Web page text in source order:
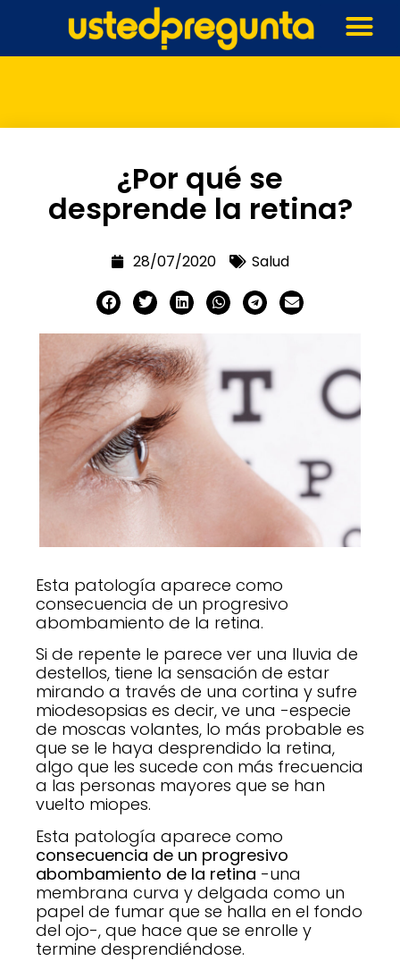
¿Por qué se
desprende la retina?
28/07/2020 Salud
Esta patología aparece como
consecuencia de un progresivo
abombamiento de la retina.
Si de repente le parece ver una lluvia de
destellos, tiene la sensación de estar
mirando a través de una cortina y sufre
miodesopsias es decir, ve una -especie
de moscas volantes, lo más probable es
que se le haya desprendido la retina,
algo que les sucede con más frecuencia
a las personas mayores que se han
vuelto miopes.
Esta patología aparece como
consecuencia de un progresivo
abombamiento de la retina -una
membrana curva y delgada como un
papel de fumar que se halla en el fondo
del ojo-, que hace que se enrolle y
termine desprendiéndose.